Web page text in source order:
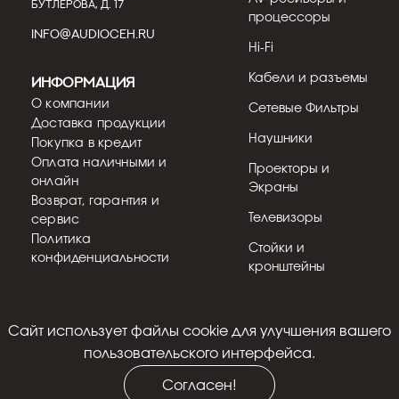
лабораториях AIRTECH на ...
Myryad E400: обзор интегрального
усилителя
Myryad E400 — кульминация 30-летия
британского бренда и, по заявлению
БУТЛЕРОВА, Д. 17
INFO@AUDIOCEH.RU
процессоры
Hi-Fi
Кабели и разъемы
Сетевые Фильтры
Наушники
Проекторы и
Экраны
Телевизоры
Стойки и
кронштейны
Информация
О компании
Доставка продукции
Покупка в кредит
Оплата наличными и
онлайн
Возврат, гарантия и
сервис
Политика
конфиденциальности
© 2018 - 2026
Cайт использует файлы cookie для улучшения вашего
пользовательского интерфейса.
Согласен!